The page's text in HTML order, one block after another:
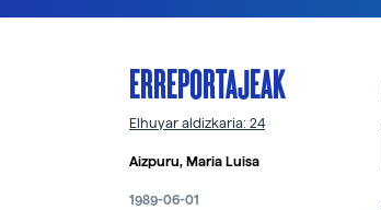
ERREPORTAJEAK
Elhuyar aldizkaria: 24
Aizpuru, Maria Luisa
1989-06-01